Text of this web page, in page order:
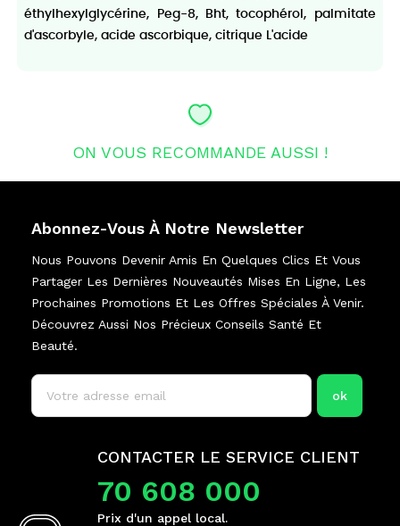
éthylhexylglycérine, Peg-8, Bht, tocophérol, palmitate
d'ascorbyle, acide ascorbique, citrique L'acide
ON VOUS RECOMMANDE AUSSI !
Abonnez-Vous À Notre Newsletter
Nous Pouvons Devenir Amis En Quelques Clics Et Vous
Partager Les Dernières Nouveautés Mises En Ligne, Les
Prochaines Promotions Et Les Offres Spéciales À Venir.
Découvrez Aussi Nos Précieux Conseils Santé Et
Beauté.
CONTACTER LE SERVICE CLIENT
70 608 000
Prix d'un appel local.